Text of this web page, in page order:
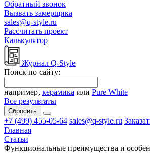
Обратный звонок
Вызвать замерщика
sales@q-style.ru
Рассчитать проект
Калькулятор
Журнал Q-Style
Поиск по сайту:
например, керамика или Pure White
Все результаты
Сбросить
+7 (499) 455-05-64 sales@q-style.ru
Главная
Статьи
Функциональные преимущества и